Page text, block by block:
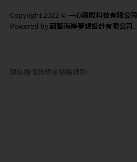
Copyright 2022 © 一心國際科技有限公司
Powered by蔚藍海岸夢想設計有限公司.
隱私權條款現金積點規則